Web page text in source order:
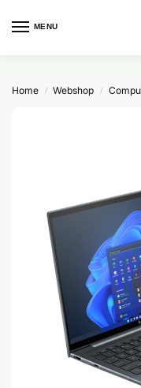
MENU
Home / Webshop /